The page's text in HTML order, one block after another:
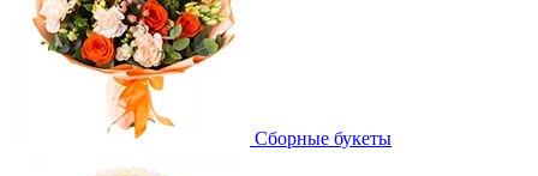
Сборные букеты